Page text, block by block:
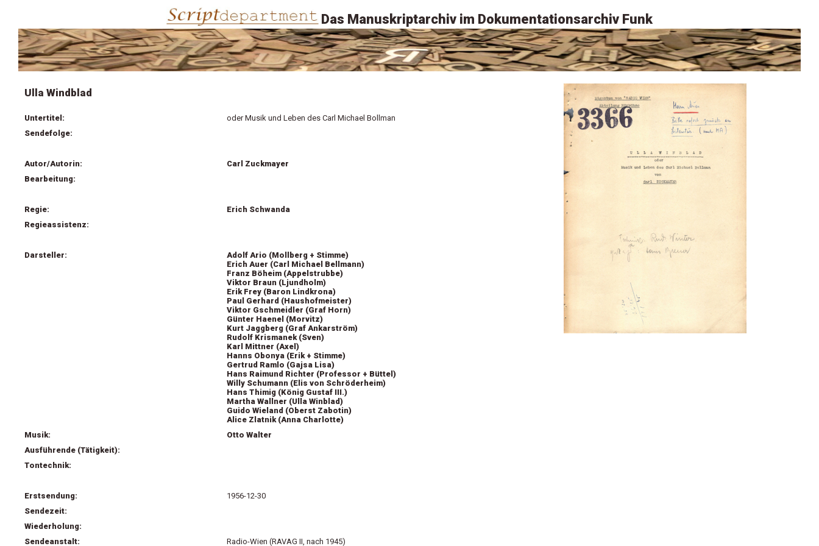
Das Manuskriptarchiv im Dokumentationsarchiv Funk
Ulla Windblad
Untertitel:
oder Musik und Leben des Carl Michael Bollman
Sendefolge:
Autor/Autorin:
Carl Zuckmayer
Bearbeitung:
Regie:
Erich Schwanda
Regieassistenz:
Darsteller:
Adolf Ario (Mollberg + Stimme)
Erich Auer (Carl Michael Bellmann)
Franz Böheim (Appelstrubbe)
Viktor Braun (Ljundholm)
Erik Frey (Baron Lindkrona)
Paul Gerhard (Haushofmeister)
Viktor Gschmeidler (Graf Horn)
Günter Haenel (Morvitz)
Kurt Jaggberg (Graf Ankarström)
Rudolf Krismanek (Sven)
Karl Mittner (Axel)
Hanns Obonya (Erik + Stimme)
Gertrud Ramlo (Gajsa Lisa)
Hans Raimund Richter (Professor + Büttel)
Willy Schumann (Elis von Schröderheim)
Hans Thimig (König Gustaf III.)
Martha Wallner (Ulla Winblad)
Guido Wieland (Oberst Zabotin)
Alice Zlatnik (Anna Charlotte)
Musik:
Otto Walter
Ausführende (Tätigkeit):
Tontechnik:
Erstsendung:
1956-12-30
Sendezeit:
Wiederholung:
Sendeanstalt:
Radio-Wien (RAVAG II, nach 1945)